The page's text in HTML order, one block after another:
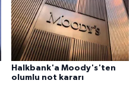
Halkbank'a Moody's'ten
olumlu not kararı